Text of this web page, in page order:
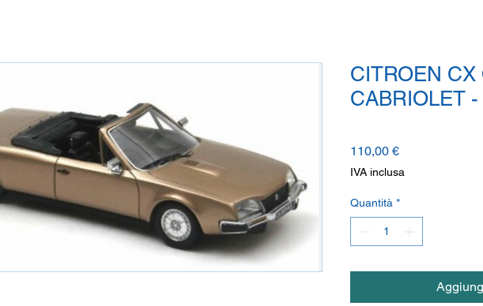
CITROEN CX
CABRIOLET
110,00 €Prezzo
IVA inclusa
Quantità *